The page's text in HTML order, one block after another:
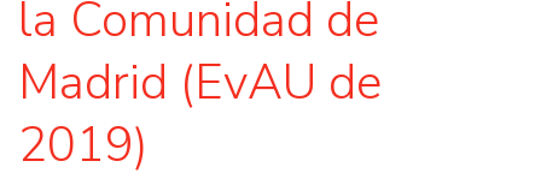
la Comunidad de
Madrid (EvAU de
2019)